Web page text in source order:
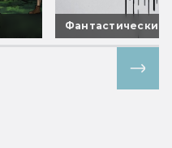
Фантастические